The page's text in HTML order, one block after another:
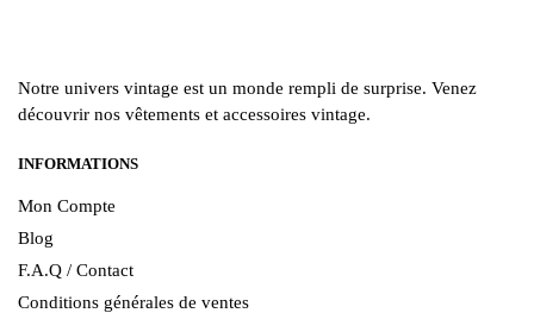
Notre univers vintage est un monde rempli de surprise. Venez
découvrir nos vêtements et accessoires vintage.
INFORMATIONS
Mon Compte
Blog
F.A.Q / Contact
Conditions générales de ventes